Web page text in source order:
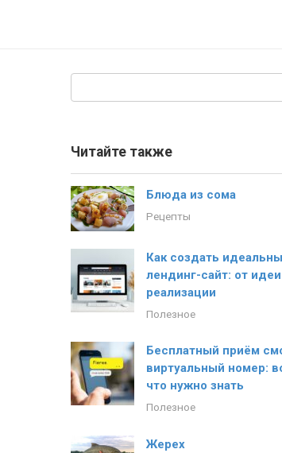
Читайте также
Блюда из сома
Рецепты
Как создать
лендинг-сайт: от
реализации
Полезное
Бесплатный приём
виртуальный номер:
что нужно знать
Полезное
Жерех